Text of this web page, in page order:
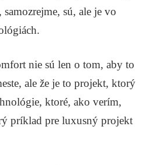
sú, ale je vo
nie sú len o tom, aby to
ale že je to projekt, ktorý
ktoré, ako verím,
príklad pre luxusný projekt